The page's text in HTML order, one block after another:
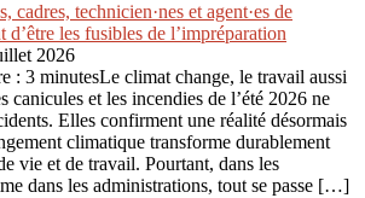
cadres, technicien·nes et agent·es de
d’être les fusibles de l’impréparation
2026
: 3 minutesLe climat change, le travail aussi
canicules et les incendies de l’été 2026 ne
Elles confirment une réalité désormais
climatique transforme durablement
vie et de travail. Pourtant, dans les
dans les administrations, tout se passe […]